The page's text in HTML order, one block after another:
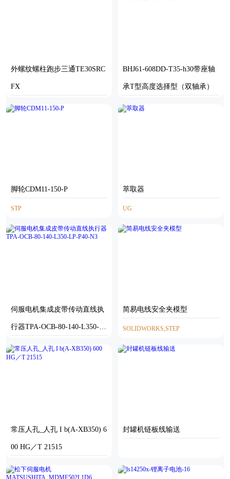
外螺纹螺柱跑步三通TE30SRC
FX
STP
BHJ61-608DD-T35-h30带座轴
承T型高度选择型（双轴承）
STP
脚轮CDM11-150-P
STP
萃取器
UG
伺服电机集成皮带传动直线执
行器TPA-OCB-80-140-L350-L
P-P40-N3
STEP
简易电线安全夹模型
SOLIDWORKS,STEP
常压人孔_人孔 I b(A-XB350) 6
00 HG／T 21515
SOLIDWORKS
封罐机链板线输送